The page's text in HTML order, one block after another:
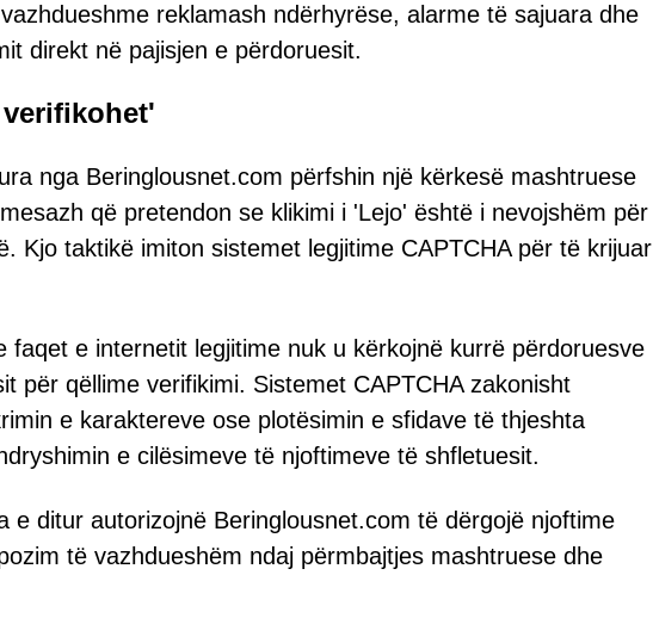
reklamash ndërhyrëse, alarme të sajuara dhe
direkt në pajisjen e përdoruesit.
nga Beringlousnet.com përfshin një kërkesë mashtruese
që pretendon se klikimi i 'Lejo' është i nevojshëm për
Kjo taktikë imiton sistemet legjitime CAPTCHA për të krijuar
faqet e internetit legjitime nuk u kërkojnë kurrë përdoruesve
për qëllime verifikimi. Sistemet CAPTCHA zakonisht
e karaktereve ose plotësimin e sfidave të thjeshta
e cilësimeve të njoftimeve të shfletuesit.
e ditur autorizojnë Beringlousnet.com të dërgojë njoftime
të vazhdueshëm ndaj përmbajtjes mashtruese dhe